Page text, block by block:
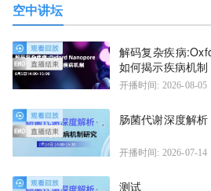
空中讲坛
解码复杂疾病
如何揭示疾病机制
开播时间: 2026-08-05
肠菌代谢深度解
开播时间: 2026-07-14
测试